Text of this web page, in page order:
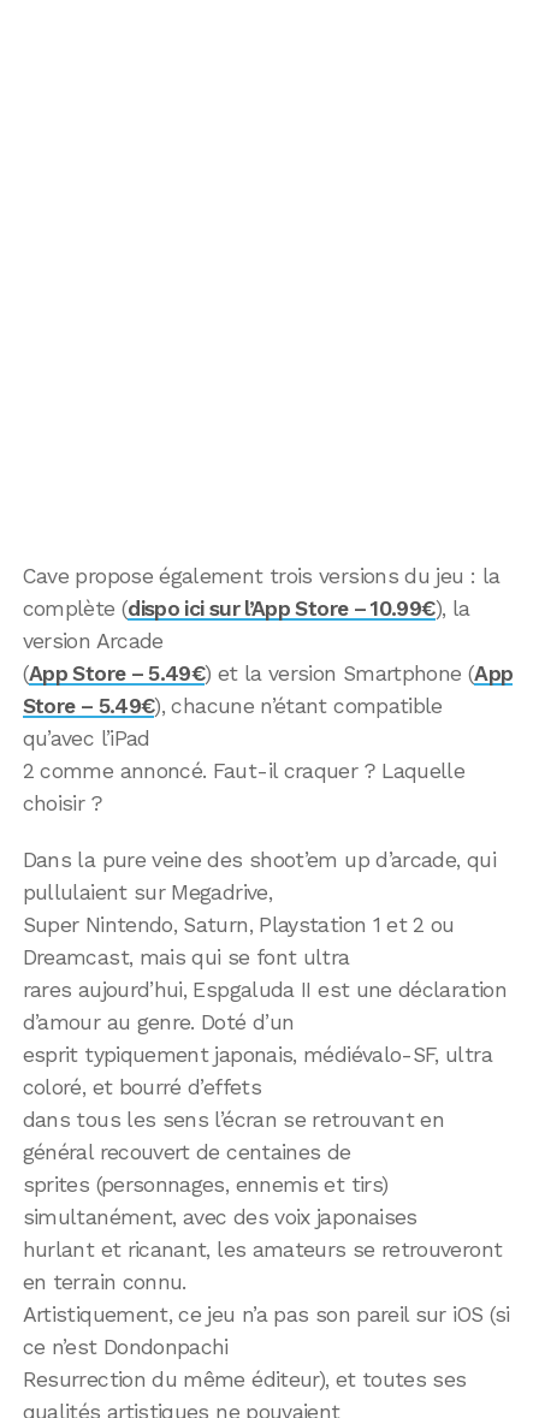
Cave propose également trois versions du jeu : la
complète (dispo ici sur l’App Store – 10.99€), la
version Arcade
(App Store – 5.49€) et la version Smartphone (App
Store – 5.49€), chacune n’étant compatible
qu’avec l’iPad
2 comme annoncé. Faut-il craquer ? Laquelle
choisir ?
Dans la pure veine des shoot’em up d’arcade, qui
pullulaient sur Megadrive,
Super Nintendo, Saturn, Playstation 1 et 2 ou
Dreamcast, mais qui se font ultra
rares aujourd’hui, Espgaluda II est une déclaration
d’amour au genre. Doté d’un
esprit typiquement japonais, médiévalo-SF, ultra
coloré, et bourré d’effets
dans tous les sens l’écran se retrouvant en
général recouvert de centaines de
sprites (personnages, ennemis et tirs)
simultanément, avec des voix japonaises
hurlant et ricanant, les amateurs se retrouveront
en terrain connu.
Artistiquement, ce jeu n’a pas son pareil sur iOS (si
ce n’est Dondonpachi
Resurrection du même éditeur), et toutes ses
qualités artistiques ne pouvaient